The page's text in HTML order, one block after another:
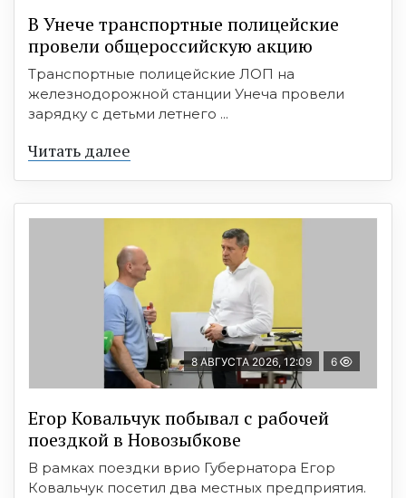
В Унече транспортные полицейские
провели общероссийскую акцию
Транспортные полицейские ЛОП на
железнодорожной станции Унеча провели
зарядку с детьми летнего ...
Читать далее
8 АВГУСТА 2026, 12:09 6
Егор Ковальчук побывал с рабочей
поездкой в Новозыбкове
В рамках поездки врио Губернатора Егор
Ковальчук посетил два местных предприятия.